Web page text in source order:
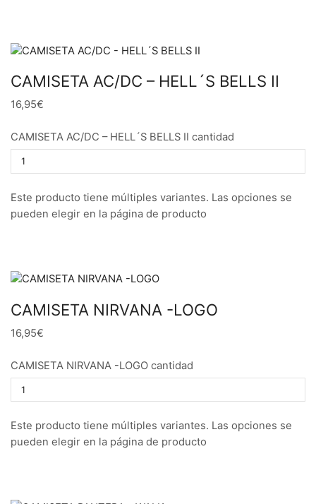
CAMISETA AC/DC – HELL´S BELLS II
16,95€
CAMISETA AC/DC – HELL´S BELLS II cantidad
Este producto tiene múltiples variantes. Las opciones se
pueden elegir en la página de producto
CAMISETA NIRVANA -LOGO
16,95€
CAMISETA NIRVANA -LOGO cantidad
Este producto tiene múltiples variantes. Las opciones se
pueden elegir en la página de producto